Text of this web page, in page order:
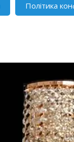
Політика